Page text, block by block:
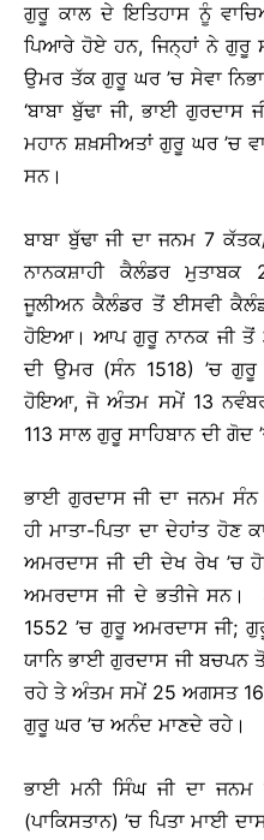
ਗੁਰੂ ਕਾਲ ਦੇ ਇਤਿਹਾਸ ਨੂੰ
ਪਿਆਰੇ ਹੋਏ ਹਨ, ਜਿਨ੍ਹਾਂ ਨੇ ਗੁਰੂ
ਉਮਰ ਤੱਕ ਗੁਰੂ ਘਰ ’ਚ ਸੇਵਾ
‘ਬਾਬਾ ਬੁੱਢਾ ਜੀ, ਭਾਈ
ਮਹਾਨ ਸ਼ਖ਼ਸੀਅਤਾਂ ਗੁਰੂ ਘਰ ’ਚ
ਸਨ।
ਬਾਬਾ ਬੁੱਢਾ ਜੀ ਦਾ ਜਨਮ 7
ਨਾਨਕਸ਼ਾਹੀ ਕੈਲੰਡਰ
ਜੂਲੀਅਨ ਕੈਲੰਡਰ ਤੋਂ ਈਸਵੀ
ਹੋਇਆ। ਆਪ ਗੁਰੂ ਨਾਨਕ ਜੀ ਤੋਂ
ਦੀ ਉਮਰ (ਸੰਨ 1518) ’ਚ ਗੁਰੂ
ਹੋਇਆ, ਜੋ ਅੰਤਮ ਸਮੇਂ 13
113 ਸਾਲ ਗੁਰੂ ਸਾਹਿਬਾਨ ਦੀ
ਭਾਈ ਗੁਰਦਾਸ ਜੀ ਦਾ ਜਨਮ
ਹੀ ਮਾਤਾ-ਪਿਤਾ ਦਾ ਦੇਹਾਂਤ
ਅਮਰਦਾਸ ਜੀ ਦੀ ਦੇਖ ਰੇਖ ’ਚ
ਅਮਰਦਾਸ ਜੀ ਦੇ ਭਤੀਜੇ ਸਨ।
1552 ’ਚ ਗੁਰੂ ਅਮਰਦਾਸ ਜੀ;
ਯਾਨਿ ਭਾਈ ਗੁਰਦਾਸ ਜੀ ਬਚਪਨ
ਰਹੇ ਤੇ ਅੰਤਮ ਸਮੇਂ 25 ਅਗਸਤ
ਗੁਰੂ ਘਰ ’ਚ ਅਨੰਦ ਮਾਣਦੇ ਰਹੇ।
ਭਾਈ ਮਨੀ ਸਿੰਘ ਜੀ ਦਾ
(ਪਾਕਿਸਤਾਨ) ’ਚ ਪਿਤਾ ਮਾਈ